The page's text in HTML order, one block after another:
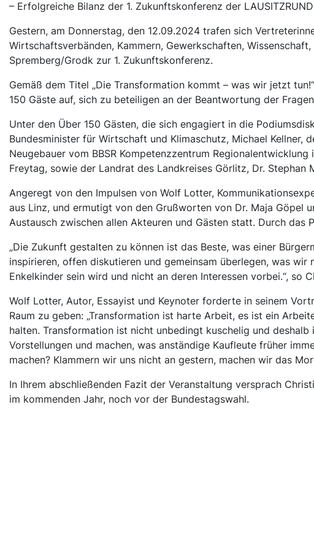
– Erfolgreiche Bilanz der 1. Zukunftskonferenz der
Gestern, am Donnerstag, den 12.09.2024 trafen sich
Wirtschaftsverbänden, Kammern, Gewerkschaften,
Spremberg/Grodk zur 1. Zukunftskonferenz.
Gemäß dem Titel „Die Transformation kommt – was wir jetzt
150 Gäste auf, sich zu beteiligen an der Beantwortung der
Unter den Über 150 Gästen, die sich engagiert in die
Bundesminister für Wirtschaft und Klimaschutz, Michael Kellner,
Neugebauer vom BBSR Kompetenzzentrum
Freytag, sowie der Landrat des Landkreises Görlitz, Dr. Stephan
Angeregt von den Impulsen von Wolf Lotter,
aus Linz, und ermutigt von den Grußworten von Dr. Maja Göpel
Austausch zwischen allen Akteuren und Gästen statt. Durch
„Die Zukunft gestalten zu können ist das Beste, was einer
inspirieren, offen diskutieren und gemeinsam überlegen, was
Enkelkinder sein wird und nicht an deren Interessen vorbei.“, so
Wolf Lotter, Autor, Essayist und Keynoter forderte in seinem
Raum zu geben: „Transformation ist harte Arbeit, es ist ein
halten. Transformation ist nicht unbedingt kuschelig und
Vorstellungen und machen, was anständige Kaufleute früher
machen? Klammern wir uns nicht an gestern, machen wir das
In Ihrem abschließenden Fazit der Veranstaltung versprach
im kommenden Jahr, noch vor der Bundestagswahl.